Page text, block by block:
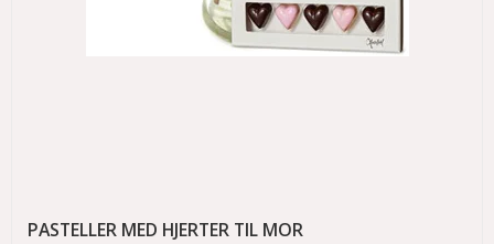
PASTELLER MED HJERTER TIL MOR